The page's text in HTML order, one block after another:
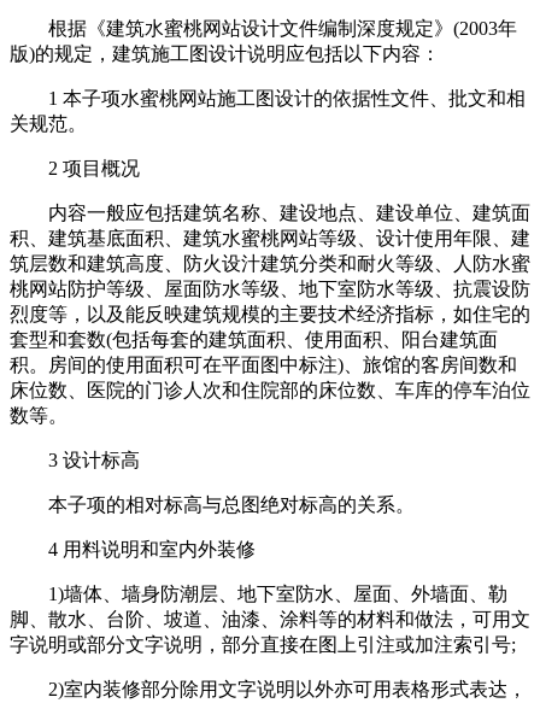
根据《建筑水蜜桃网站设计文件编制深度规定》(2003年
版)的规定，建筑施工图设计说明应包括以下内容：
1 本子项水蜜桃网站施工图设计的依据性文件、批文和相
关规范。
2 项目概况
内容一般应包括建筑名称、建设地点、建设单位、建筑面
积、建筑基底面积、建筑水蜜桃网站等级、设计使用年限、建
筑层数和建筑高度、防火设汁建筑分类和耐火等级、人防水蜜
桃网站防护等级、屋面防水等级、地下室防水等级、抗震设防
烈度等，以及能反映建筑规模的主要技术经济指标，如住宅的
套型和套数(包括每套的建筑面积、使用面积、阳台建筑面
积。房间的使用面积可在平面图中标注)、旅馆的客房间数和
床位数、医院的门诊人次和住院部的床位数、车库的停车泊位
数等。
3 设计标高
本子项的相对标高与总图绝对标高的关系。
4 用料说明和室内外装修
1)墙体、墙身防潮层、地下室防水、屋面、外墙面、勒
脚、散水、台阶、坡道、油漆、涂料等的材料和做法，可用文
字说明或部分文字说明，部分直接在图上引注或加注索引号;
2)室内装修部分除用文字说明以外亦可用表格形式表达，